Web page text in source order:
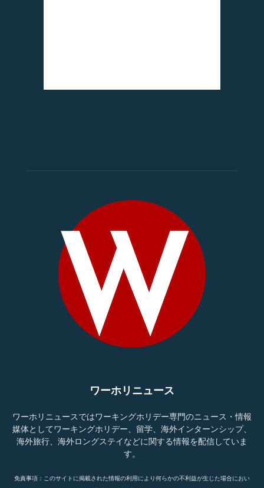
ワーホリニュース
ワーホリニュースではワーキングホリデー専門のニュース・情報
媒体としてワーキングホリデー、留学、海外インターンシップ、
海外旅行、海外ロングステイなどに関する情報を配信していま
す。
免責事項：このサイトに掲載された情報の利用により何らかの不利益が生じた場合におい